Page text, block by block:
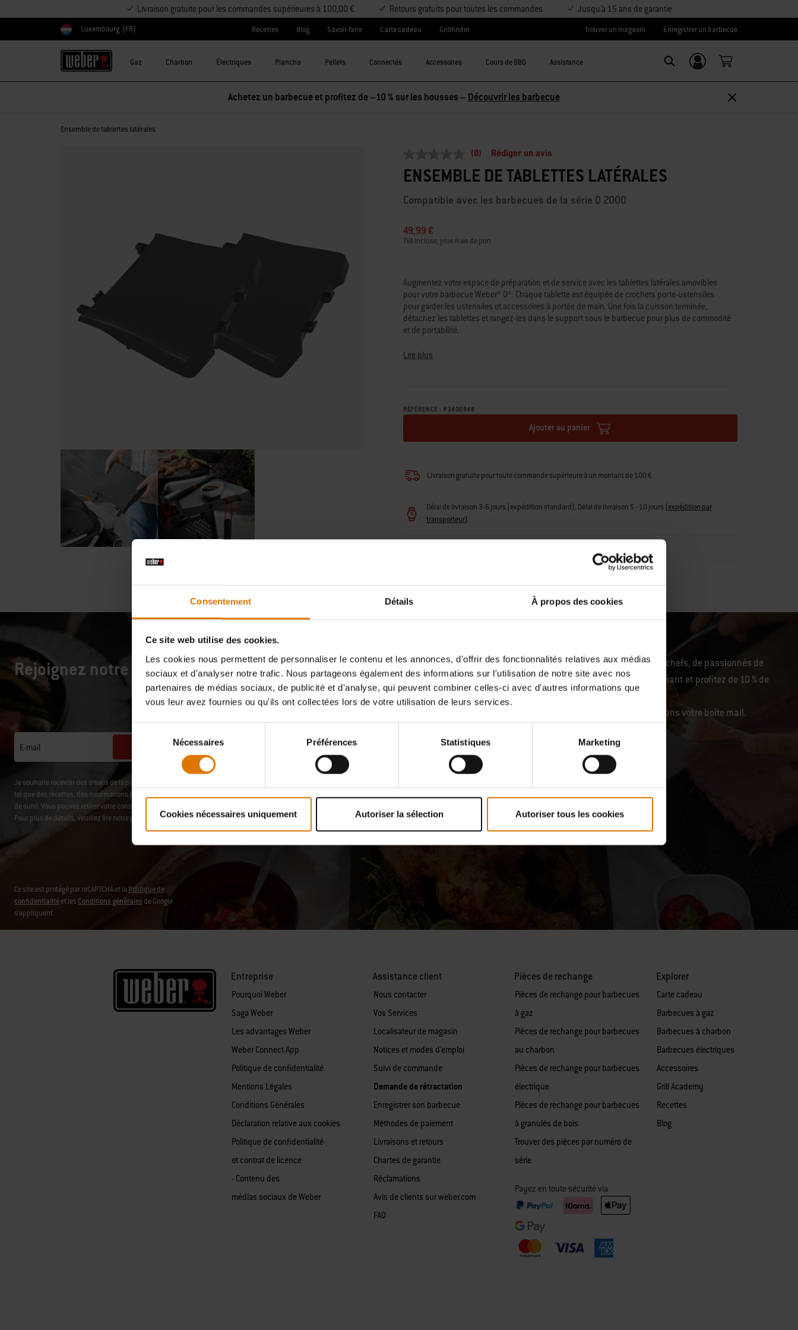
Consentement Détails À propos des cookies
Ce site web utilise des cookies.
Les cookies nous permettent de personnaliser le contenu et les annonces, d'offrir des fonctionnalités relatives aux médias
sociaux et d'analyser notre trafic. Nous partageons également des informations sur l'utilisation de notre site avec nos
partenaires de médias sociaux, de publicité et d'analyse, qui peuvent combiner celles-ci avec d'autres informations que
vous leur avez fournies ou qu'ils ont collectées lors de votre utilisation de leurs services.
consentement
Nécessaires Préférences Statistiques Marketing
Cookies nécessaires uniquement Autoriser la sélection Autoriser tous les cookies
Livraison gratuite pour les commandes supérieures à 100,00 € Retours gratuits pour toutes les commandes Jusqu'à 15 ans de garantie
Choisir un pays
Luxembourg (FR) Recettes Blog Savoir-faire Carte cadeau Grillfinder Trouver un magasin Enregistrer un barbecue
Gaz Charbon Électriques Plancha Pellets Connectés Accessoires Cours de BBQ Assistance
Se connecter/
S’inscrire
Achetez un barbecue et profitez de –10 % sur les housses – Découvrir les barbecue
Ensemble de tablettes latérales
valeur
de
Lien
sur
même
page.
(0) Rédiger un avis
ENSEMBLE DE TABLETTES LATÉRALES
Compatible avec les barbecues de la série Q 2000
49,99 €
TVA incluse, plus frais de port
Augmentez votre espace de préparation et de service avec les tablettes latérales amovibles
pour votre barbecue Weber® Q®. Chaque tablette est équipée de crochets porte-ustensiles
pour garder les ustensiles et accessoires à portée de main. Une fois la cuisson terminée,
détachez les tablettes et rangez-les dans le support sous le barbecue pour plus de commodité
et de portabilité.
• Compatible avec les barbecues à gaz Q 2100N, Q 2200N, Q 2800N+, Q 2000 et Q 2200
• Ensemble de 2 tablettes latérales amovibles
Lire plus
RÉFÉRENCE : # 3400848
Ajouter au panier
Livraison gratuite pour toute commande supérieure à un montant de 100 €
Délai de livraison 3-6 jours (expédition standard). Délai de livraison 5 - 10 jours (expédition par
transporteur)
Rejoignez notre communauté : 10 % rien que pour vous
Recevez des actualités inspirantes de notre communauté de chefs, de passionnés de
cuisine et d’amateurs de plein air. Inscrivez-vous dès maintenant et profitez de 10 % de
réduction sur votre première commande.
Le code de réduction peut mettre quelques heures à arriver dans votre boîte mail.
E-mail Je m'inscris
Je souhaite recevoir des emails de la part de Weber-Stephen Products Belgium SRL et Weber-Stephen Deutschland GmbH concernant le contenu exclusif
tel que des recettes, des informations produits, conseils et astuces, études consommateurs et d'analyser mon intéraction avec la newsletter à l'ide d'outils
de suivi. Vous pouvez retirer votre consentement à tout moment en cliquant sur
Pour plus de détails, veuillez lire notrepolitique de confidentialité.
Ce site est protégé par reCAPTCHA et la Politique de
confidentialitéet les Conditions généralesde Google
s’appliquent.
Entreprise
Pourquoi Weber
Saga Weber
Les advantages Weber
Weber Connect App
Politique de confidentialité
Mentions Légales
Conditions Générales
Déclaration relative aux cookies
Politique de confidentialité
et contrat de licence
- Contenu des
médias sociaux de Weber
Assistance client
Nous contacter
Vos Services
Localisateur de magasin
Notices et modes d'emploi
Suivi de commande
Demande de rétractation
Enregistrer son barbecue
Méthodes de paiement
Livraisons et retours
Chartes de garantie
Réclamations
Avis de clients sur weber.com
FAQ
Pièces de rechange
Pièces de rechange pour barbecues
à gaz
Pièces de rechange pour barbecues
au charbon
Pièces de rechange pour barbecues
électrique
Pièces de rechange pour barbecues
à granulés de bois
Trouver des pièces par numéro de
série
Payez en toute sécurité via
Explorer
Carte cadeau
Barbecues à gaz
Barbecues à charbon
Barbecues électriques
Accessoires
Grill Academy
Recettes
Blog